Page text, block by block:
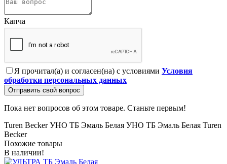
Капча
Я прочитал(а) и согласен(на) с условиями Условия
обработки персональных данных
Отправить свой вопрос
Пока нет вопросов об этом товаре. Станьте первым!
Turen Becker УНО ТБ Эмаль Белая УНО ТБ Эмаль Белая Turen
Becker
Похожие товары
В наличии!